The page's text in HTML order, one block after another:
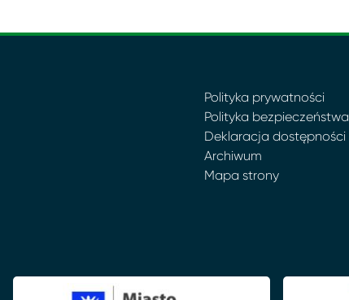
Polityka prywatności
Polityka bezpieczeństwa
Deklaracja dostępności
Archiwum
Mapa strony